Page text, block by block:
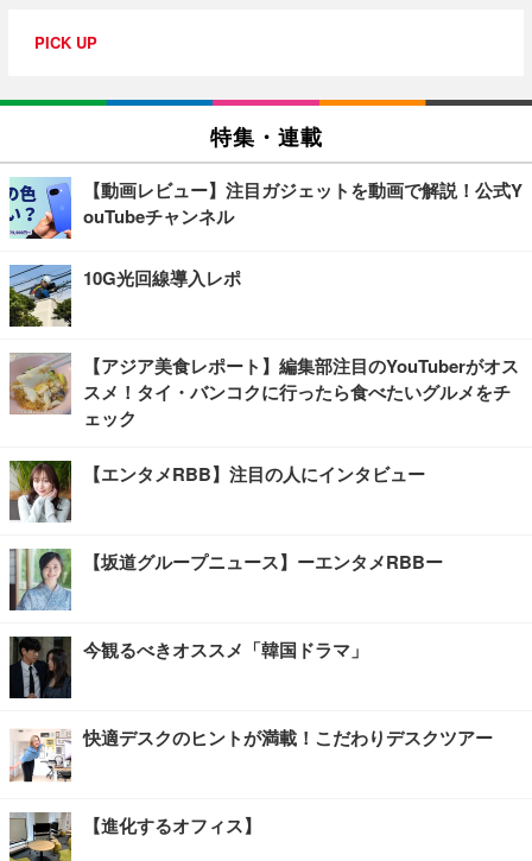
PICK UP
特集・連載
【動画レビュー】注目ガジェットを動画で解説！公式Y
ouTubeチャンネル
10G光回線導入レポ
【アジア美食レポート】編集部注目のYouTuberがオス
スメ！タイ・バンコクに行ったら食べたいグルメをチ
ェック
【エンタメRBB】注目の人にインタビュー
【坂道グループニュース】ーエンタメRBBー
今観るべきオススメ「韓国ドラマ」
快適デスクのヒントが満載！こだわりデスクツアー
【進化するオフィス】